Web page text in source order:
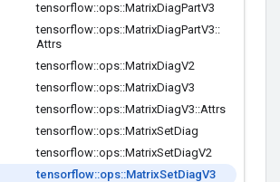
tensorflow::ops::MatrixDiagPartV3
tensorflow::ops::MatrixDiagPartV3::
Attrs
tensorflow::ops::MatrixDiagV2
tensorflow::ops::MatrixDiagV3
tensorflow::ops::MatrixDiagV3::Attrs
tensorflow::ops::MatrixSetDiag
tensorflow::ops::MatrixSetDiagV2
tensorflow::ops::MatrixSetDiagV3